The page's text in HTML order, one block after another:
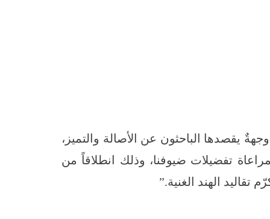
الباحثون عن الأصالة والتميز،
تفضيلات ضيوفنا، وذلك انطلاقاً من
الهند الغنية.”